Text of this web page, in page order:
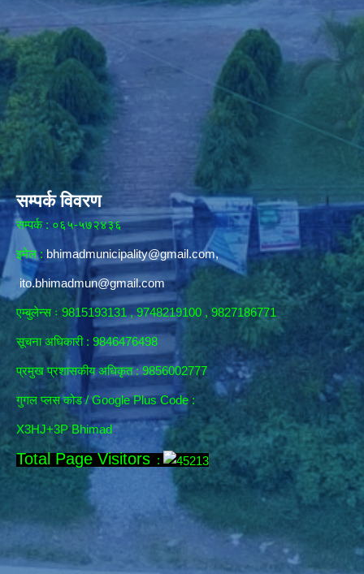
सम्पर्क विवरण
सम्पर्क : ०६५-५७२४३६
इमेल : bhimadmunicipality@gmail.com,
ito.bhimadmun@gmail.com
एम्बुलेन्स ः 9815193131 , 9748219100 , 9827186771
सूचना अधिकारी : 9846476498
प्रमुख प्रशासकीय अधिकृत : 9856002777
गुगल प्लस कोड / Google Plus Code :
X3HJ+3P Bhimad
Total Page Visitors :